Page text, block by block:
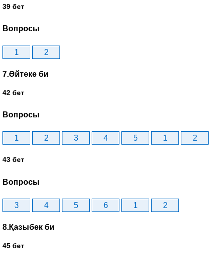
39 бет
Вопросы
1 2
7.Әйтеке би
42 бет
Вопросы
1 2 3 4 5 1 2
43 бет
Вопросы
3 4 5 6 1 2
8.Қазыбек би
45 бет